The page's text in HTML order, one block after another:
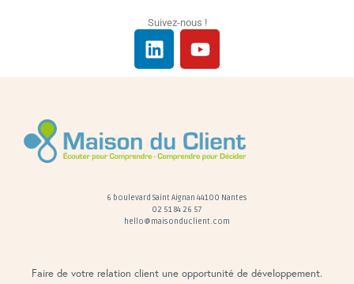
Suivez-nous !
6 boulevard Saint Aignan 44100 Nantes
02 51 84 26 57
hello@maisonduclient.com
Faire de votre relation client une opportunité de développement.